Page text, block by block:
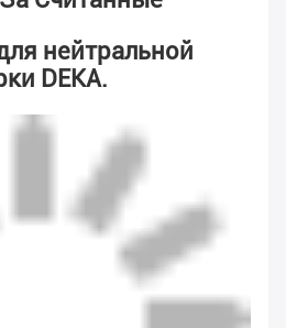
нейтральной
DEKA.